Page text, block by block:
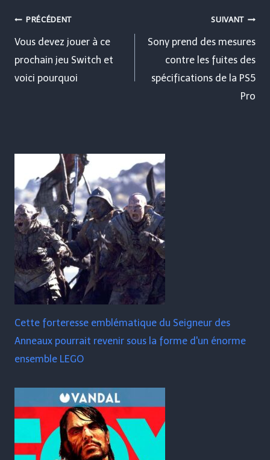
Navigation
de
l’article
PRÉCÉDENT
Vous devez jouer à ce
prochain jeu Switch et
voici pourquoi
SUIVANT
Sony prend des mesures
contre les fuites des
spécifications de la PS5
Pro
Cette forteresse emblématique du Seigneur des
Anneaux pourrait revenir sous la forme d'un énorme
ensemble LEGO